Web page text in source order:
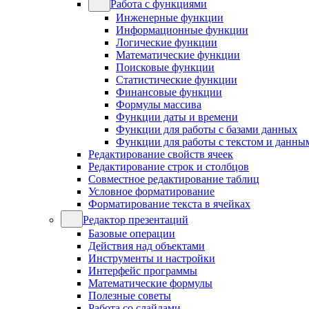
Работа с функциями
Инженерные функции
Информационные функции
Логические функции
Математические функции
Поисковые функции
Статистические функции
Финансовые функции
Формулы массива
Функции даты и времени
Функции для работы с базами данных
Функции для работы с текстом и
Редактирование свойств ячеек
Редактирование строк и столбцов
Совместное редактирование таблиц
Условное форматирование
Форматирование текста в ячейках
Редактор презентаций
Базовые операции
Действия над объектами
Инструменты и настройки
Интерфейс программы
Математические формулы
Полезные советы